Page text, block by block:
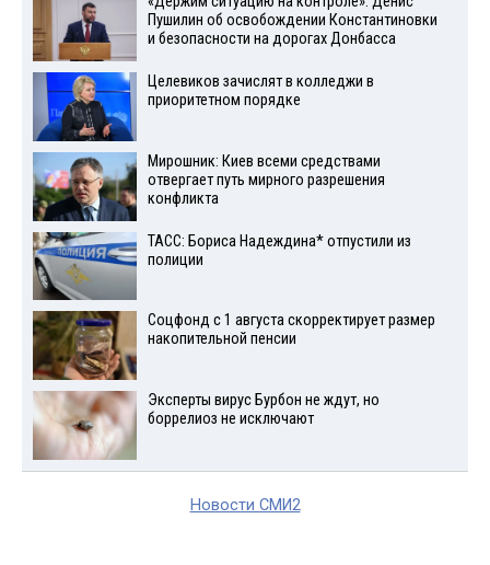
Пушилин об освобождении Константиновки
и безопасности на дорогах Донбасса
Целевиков зачислят в колледжи в
приоритетном порядке
Мирошник: Киев всеми средствами
отвергает путь мирного разрешения
конфликта
ТАСС: Бориса Надеждина* отпустили из
полиции
Соцфонд с 1 августа скорректирует размер
накопительной пенсии
Эксперты вирус Бурбон не ждут, но
боррелиоз не исключают
Новости СМИ2